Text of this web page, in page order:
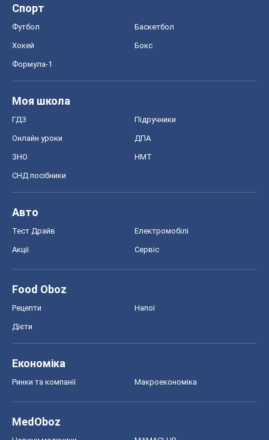
Спорт
Футбол Баскетбол
Хокей Бокс
Формула-1
Моя школа
ГДЗ Підручники
Онлайн уроки ДПА
ЗНО НМТ
СНД посібники
Авто
Тест Драйв Електромобілі
Акції Сервіс
Food Oboz
Рецепти Напої
Дієти
Економіка
Ринки та компанії Макроекономіка
MedOboz